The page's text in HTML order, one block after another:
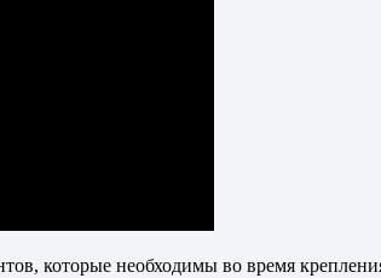
которые необходимы во время